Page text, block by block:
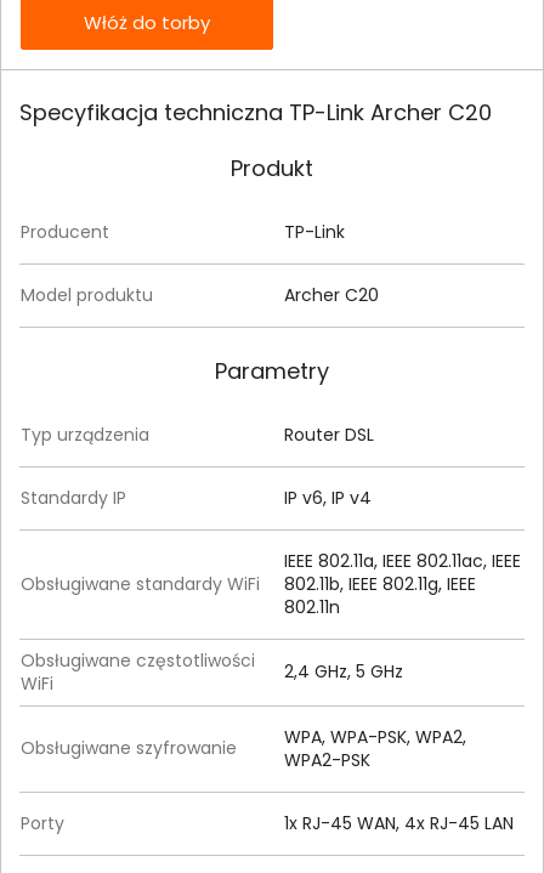
Włóż do torby
Specyfikacja techniczna TP-Link Archer C20
Produkt
Producent TP-Link
Model produktu Archer C20
Parametry
Typ urządzenia Router DSL
Standardy IP IP v6, IP v4
Obsługiwane standardy WiFi
IEEE 802.11a, IEEE 802.11ac, IEEE
802.11b, IEEE 802.11g, IEEE
802.11n
Obsługiwane częstotliwości
WiFi
2,4 GHz, 5 GHz
Obsługiwane szyfrowanie
WPA, WPA-PSK, WPA2,
WPA2-PSK
Porty 1x RJ-45 WAN, 4x RJ-45 LAN